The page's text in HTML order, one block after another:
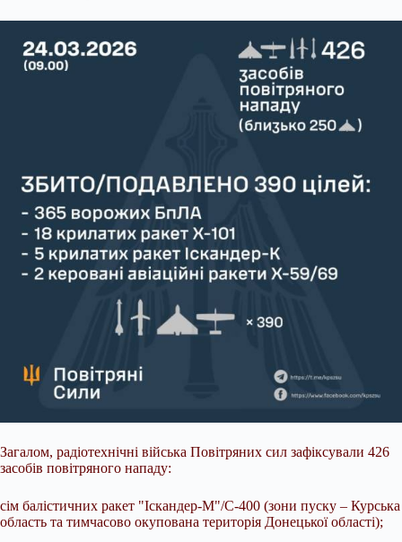
Загалом, радіотехнічні війська Повітряних сил зафіксували 426
засобів повітряного нападу:
сім балістичних ракет "Іскандер-М"/С-400 (зони пуску – Курська
область та тимчасово окупована територія Донецької області);